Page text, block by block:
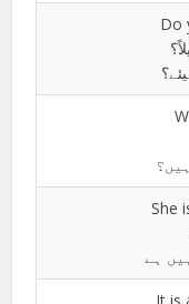
Do
She
ہے